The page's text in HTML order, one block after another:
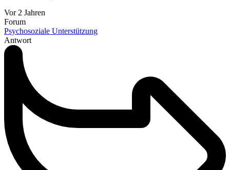
Vor 2 Jahren
Forum
Psychosoziale Unterstützung
Antwort